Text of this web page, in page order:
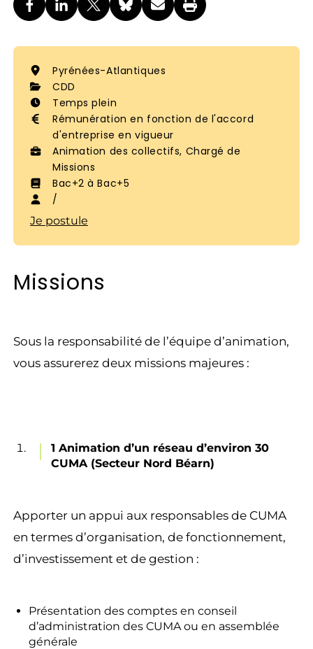
Pyrénées-Atlantiques
CDD
Temps plein
Rémunération en fonction de l'accord
d'entreprise en vigueur
Animation des collectifs, Chargé de
Missions
Bac+2 à Bac+5
/
Je postule
Missions
Sous la responsabilité de l’équipe d’animation,
vous assurerez deux missions majeures :
1 Animation d’un réseau d’environ 30
CUMA (Secteur Nord Béarn)
Apporter un appui aux responsables de CUMA
en termes d’organisation, de fonctionnement,
d’investissement et de gestion :
Présentation des comptes en conseil
d’administration des CUMA ou en assemblée
générale